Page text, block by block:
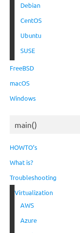
Debian
CentOS
Ubuntu
SUSE
FreeBSD
macOS
Windows
main()
HOWTO’s
What is?
Troubleshooting
Virtualization
AWS
Azure